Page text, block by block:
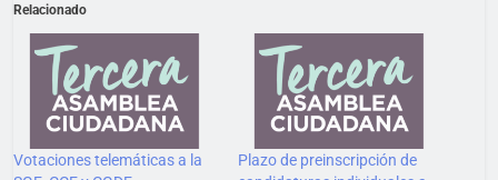
Relacionado
Votaciones telemáticas a la
Plazo de preinscripción de